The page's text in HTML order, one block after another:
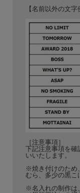
【名前以外の文字
［注意事項］
下記注意事項を確
いいたします。
※焼き付けのため
むら、多少の黒こ
※名入れの制作は